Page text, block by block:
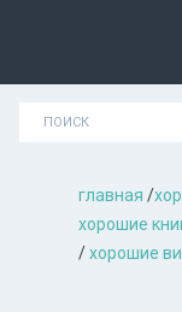
главная /
хорошие
/хорошие